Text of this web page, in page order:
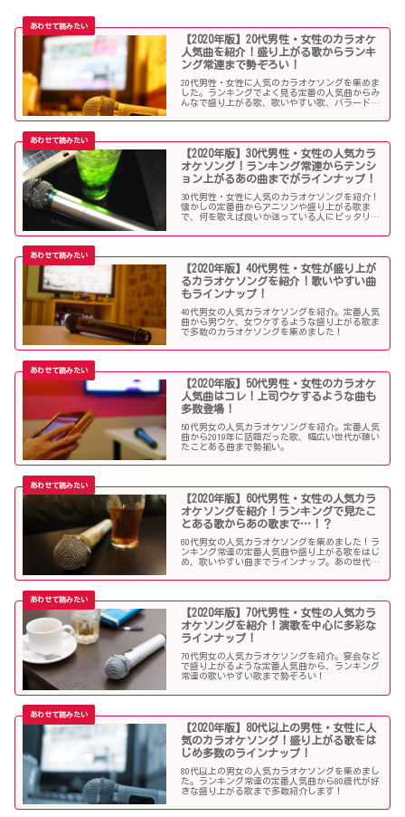
【2020年版】20代男性・女性のカラオケ
人気曲を紹介！盛り上がる歌からランキ
ング常連まで勢ぞろい！
20代男性・女性に人気のカラオケソングを集めま
した。ランキングでよく見る定番の人気曲からみ
んなで盛り上がる歌、歌いやすい歌、バラード、
プです。
【2020年版】30代男性・女性の人気カラ
オケソング！ランキング常連からテンシ
ョン上がるあの曲までがラインナップ！
30代男性・女性に人気のカラオケソングを紹介！
懐かしの定番曲からアニソンや盛り上がる歌ま
で、何を歌えば良いか迷っている人にピッタリの
【2020年版】40代男性・女性が盛り上が
るカラオケソングを紹介！歌いやすい曲
もラインナップ！
40代男女の人気カラオケソングを紹介。定番人気
曲から男ウケ、女ウケするような盛り上がる歌ま
で多数のカラオケソングを集めました！
【2020年版】50代男性・女性のカラオケ
人気曲はコレ！上司ウケするような曲も
多数登場！
50代男女の人気カラオケソングを紹介。定番人気
曲から2019年に話題だった歌、幅広い世代が聴い
たことある曲まで勢揃い。
【2020年版】60代男性・女性の人気カラ
オケソングを紹介！ランキングで見たこ
とある歌からあの歌まで…！？
60代男女の人気カラオケソングを集めました！ラ
ンキング常連の定番人気曲や盛り上がる歌をはじ
め、歌いやすい曲までラインナップ。あの世代に
【2020年版】70代男性・女性の人気カラ
オケソングを紹介！演歌を中心に多彩な
ラインナップ！
70代男女の人気カラオケソングを紹介。宴会など
で盛り上がるような定番人気曲から、ランキング
常連の歌いやすい歌まで勢ぞろい！
【2020年版】80代以上の男性・女性に人
気のカラオケソング！盛り上がる歌をは
じめ多数のラインナップ！
80代以上の男女の人気カラオケソングを集めまし
た。ランキング常連の定番人気曲から80歳代が好
きな盛り上がる歌まで多数紹介します！